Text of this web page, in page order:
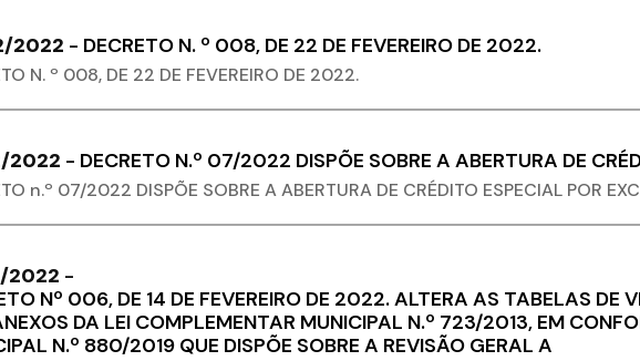
2022 - DECRETO N. º 008, DE 22 DE FEVEREIRO DE 2022.
N. º 008, DE 22 DE FEVEREIRO DE 2022.
2022 - DECRETO N.º 07/2022 DISPÕE SOBRE A ABERTURA DE
n.º 07/2022 DISPÕE SOBRE A ABERTURA DE CRÉDITO ESPECIAL POR
2022 -
Nº 006, DE 14 DE FEVEREIRO DE 2022. ALTERA AS TABELAS DE
DA LEI COMPLEMENTAR MUNICIPAL N.º 723/2013, EM
N.º 880/2019 QUE DISPÕE SOBRE A REVISÃO GERAL A